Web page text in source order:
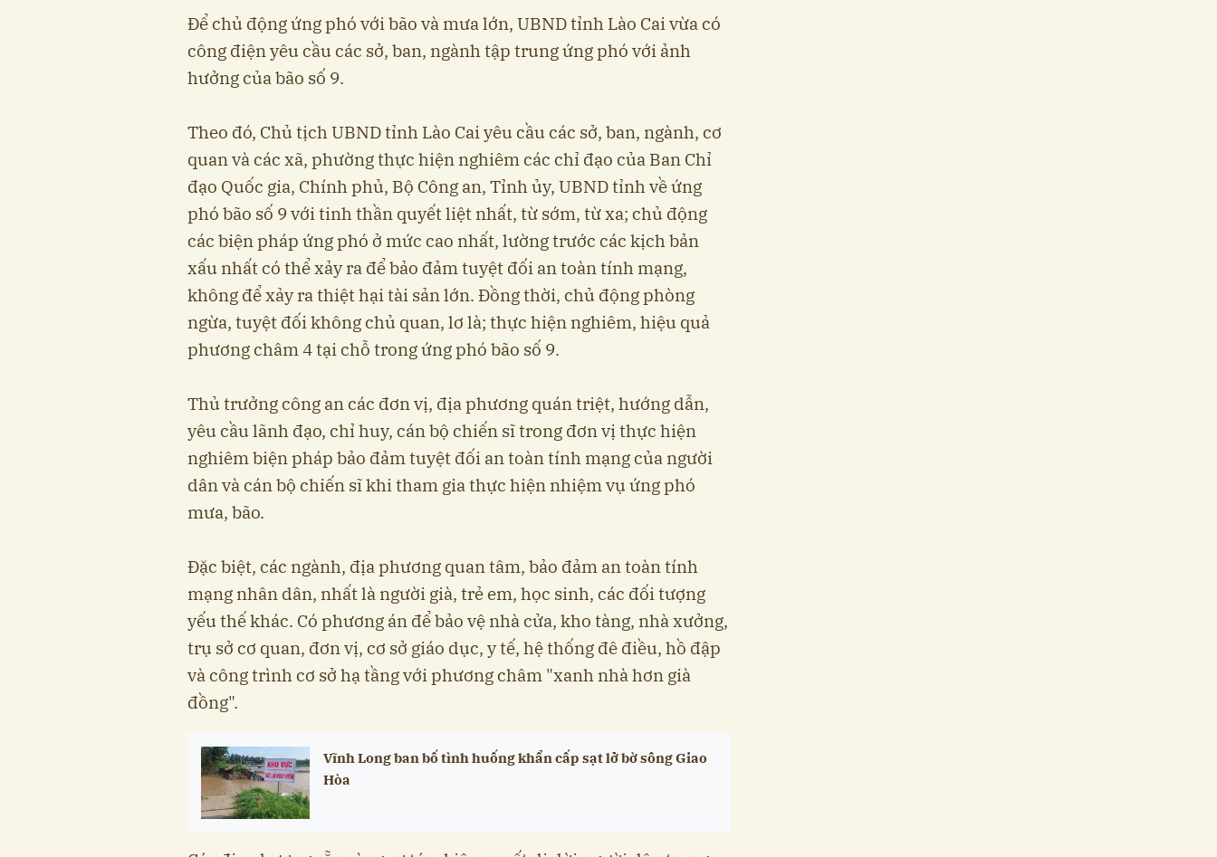
Để chủ động ứng phó với bão và mưa lớn, UBND tỉnh Lào Cai vừa có
công điện yêu cầu các sở, ban, ngành tập trung ứng phó với ảnh
hưởng của bão số 9.
Theo đó, Chủ tịch UBND tỉnh Lào Cai yêu cầu các sở, ban, ngành, cơ
quan và các xã, phường thực hiện nghiêm các chỉ đạo của Ban Chỉ
đạo Quốc gia, Chính phủ, Bộ Công an, Tỉnh ủy, UBND tỉnh về ứng
phó bão số 9 với tinh thần quyết liệt nhất, từ sớm, từ xa; chủ động
các biện pháp ứng phó ở mức cao nhất, lường trước các kịch bản
xấu nhất có thể xảy ra để bảo đảm tuyệt đối an toàn tính mạng,
không để xảy ra thiệt hại tài sản lớn. Đồng thời, chủ động phòng
ngừa, tuyệt đối không chủ quan, lơ là; thực hiện nghiêm, hiệu quả
phương châm 4 tại chỗ trong ứng phó bão số 9.
Thủ trưởng công an các đơn vị, địa phương quán triệt, hướng dẫn,
yêu cầu lãnh đạo, chỉ huy, cán bộ chiến sĩ trong đơn vị thực hiện
nghiêm biện pháp bảo đảm tuyệt đối an toàn tính mạng của người
dân và cán bộ chiến sĩ khi tham gia thực hiện nhiệm vụ ứng phó
mưa, bão.
Đặc biệt, các ngành, địa phương quan tâm, bảo đảm an toàn tính
mạng nhân dân, nhất là người già, trẻ em, học sinh, các đối tượng
yếu thế khác. Có phương án để bảo vệ nhà cửa, kho tàng, nhà xưởng,
trụ sở cơ quan, đơn vị, cơ sở giáo dục, y tế, hệ thống đê điều, hồ đập
và công trình cơ sở hạ tầng với phương châm "xanh nhà hơn già
đồng".
Vĩnh Long ban bố tình huống khẩn cấp sạt lở bờ sông Giao
Hòa